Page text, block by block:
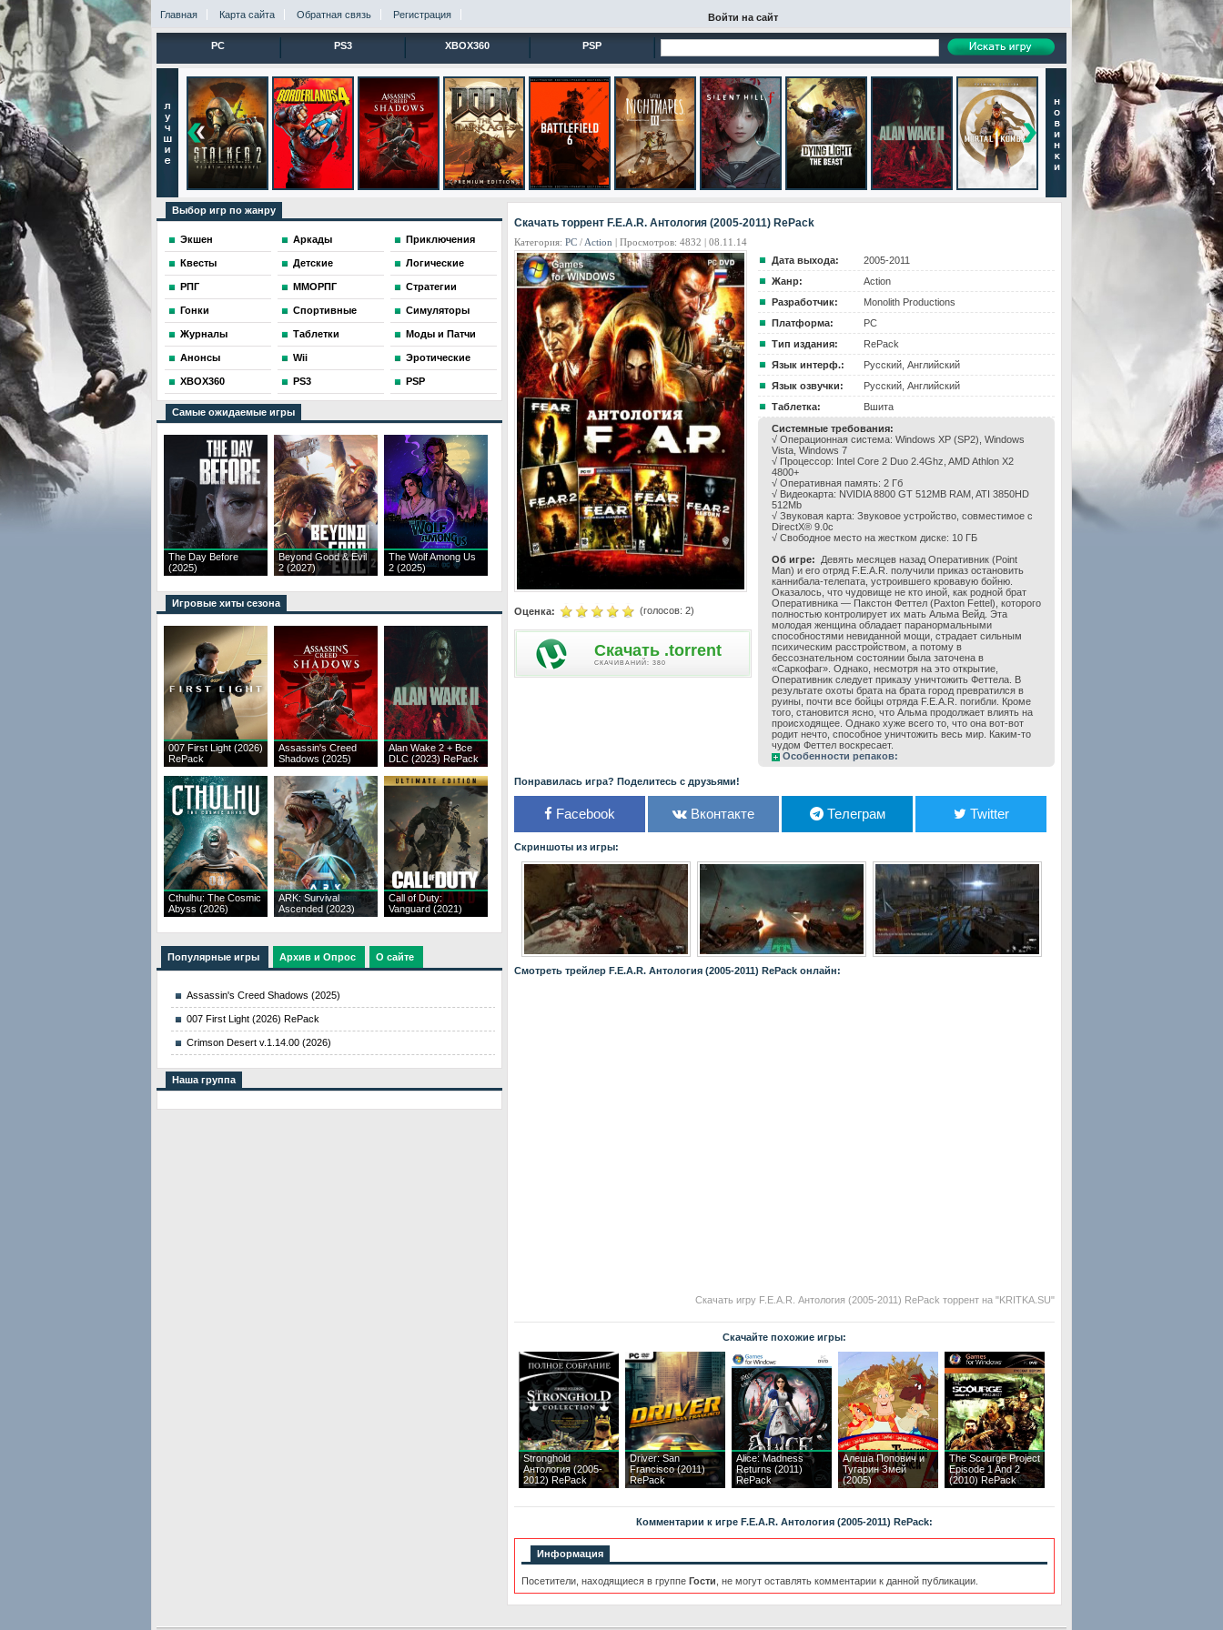
Главная Карта сайта Обратная связь Регистрация Войти на сайт
PC PS3 XBOX360 PSP
Выбор игр по жанру
Экшен Аркады Приключения
Квесты Детские Логические
РПГ ММОРПГ Стратегии
Гонки Спортивные Симуляторы
Журналы Таблетки Моды и Патчи
Анонсы Wii Эротические
XBOX360 PS3 PSP
Самые ожидаемые игры
The Day Before
(2025)
Beyond Good & Evil
2 (2027)
The Wolf Among Us
2 (2025)
Игровые хиты сезона
007 First Light (2026)
RePack
Assassin's Creed
Shadows (2025)
Alan Wake 2 + Все
DLC (2023) RePack
Cthulhu: The Cosmic
Abyss (2026)
ARK: Survival
Ascended (2023)
Call of Duty:
Vanguard (2021)
Популярные игры Архив и Опрос О сайте
Assassin's Creed Shadows (2025)
007 First Light (2026) RePack
Crimson Desert v.1.14.00 (2026)
Наша группа
Скачать торрент F.E.A.R. Антология (2005-2011) RePack
Категория: PC / Action | Просмотров: 4832 | 08.11.14
Оценка: (голосов: 2)
Скачать .torrent
CКАЧИВАНИЙ: 380
Дата выхода:
2005-2011
Жанр:
Action
Разработчик:
Monolith Productions
Платформа:
PC
Тип издания:
RePack
Язык интерф.:
Русский, Английский
Язык озвучки:
Русский, Английский
Таблетка:
Вшита
Системные требования:
√ Операционная система: Windows XP (SP2), Windows
Vista, Windows 7
√ Процессор: Intel Core 2 Duo 2.4Ghz, AMD Athlon X2
4800+
√ Оперативная память: 2 Гб
√ Видеокарта: NVIDIA 8800 GT 512MB RAM, ATI 3850HD
512Mb
√ Звуковая карта: Звуковое устройство, совместимое с
DirectX® 9.0с
√ Свободное место на жестком диске: 10 ГБ
Об игре:
Девять месяцев назад Оперативник (Point
Man) и его отряд F.E.A.R. получили приказ остановить
каннибала-телепата, устроившего кровавую бойню.
Оказалось, что чудовище не кто иной, как родной брат
Оперативника — Пакстон Феттел (Paxton Fettel), которого
полностью контролирует их мать Альма Вейд. Эта
молодая женщина обладает паранормальными
способностями невиданной мощи, страдает сильным
психическим расстройством, а потому в
бессознательном состоянии была заточена в
«Саркофаг». Однако, несмотря на это открытие,
Оперативник следует приказу уничтожить Феттела. В
результате охоты брата на брата город превратился в
руины, почти все бойцы отряда F.E.A.R. погибли. Кроме
того, становится ясно, что Альма продолжает влиять на
происходящее. Однако хуже всего то, что она вот-вот
родит нечто, способное уничтожить весь мир. Каким-то
чудом Феттел воскресает.
Особенности репаков:
Понравилась игра? Поделитесь с друзьями!
Facebook Вконтакте Телеграм Twitter
Скриншоты из игры:
Смотреть трейлер F.E.A.R. Антология (2005-2011) RePack онлайн:
Скачать игру F.E.A.R. Антология (2005-2011) RePack торрент на "KRITKA.SU"
Скачайте похожие игры:
Stronghold
Антология (2005-
2012) RePack
Driver: San
Francisco (2011)
RePack
Alice: Madness
Returns (2011)
RePack
Алеша Попович и
Тугарин Змей
(2005)
The Scourge Project
Episode 1 And 2
(2010) RePack
Комментарии к игре F.E.A.R. Антология (2005-2011) RePack:
Информация
Посетители, находящиеся в группе Гости , не могут оставлять комментарии к данной публикации.